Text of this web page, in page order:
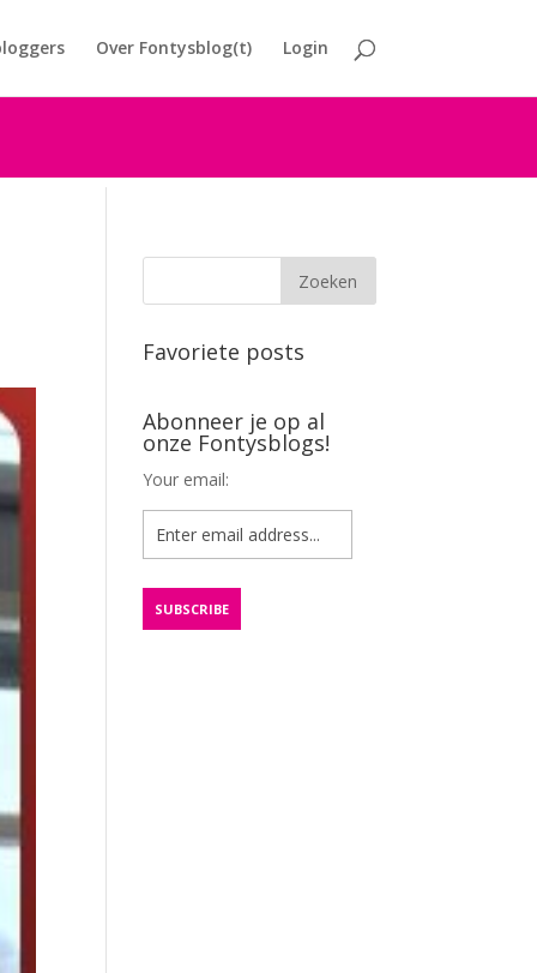
Over Fontysblog(t) Login
Favoriete posts
Abonneer je op al
onze Fontysblogs!
Your email: